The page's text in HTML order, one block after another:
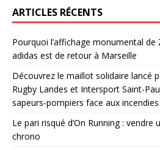
ARTICLES RÉCENTS
Pourquoi l’affichage monumental de
adidas est de retour à Marseille
Découvrez le maillot solidaire lancé
Rugby Landes et Intersport Saint-
sapeurs-pompiers face aux
Le pari risqué d’On Running : vendre
chrono